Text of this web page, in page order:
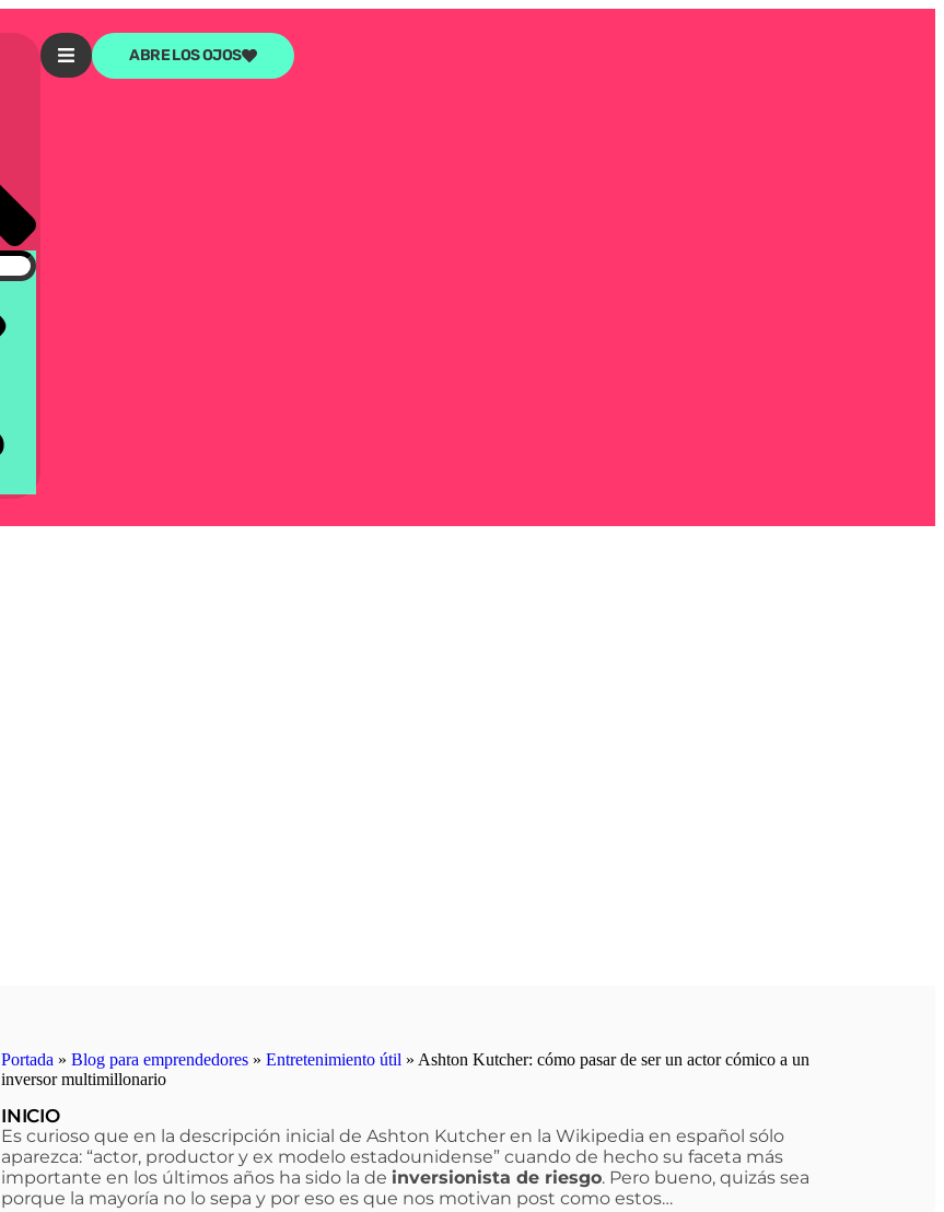
ABRE LOS OJOS
Portada » Blog para emprendedores » Entretenimiento útil » Ashton Kutcher: cómo pasar de ser un actor cómico a un
inversor multimillonario
INICIO
Es curioso que en la descripción inicial de Ashton Kutcher en la Wikipedia en español sólo
aparezca: “actor, productor y ex modelo estadounidense” cuando de hecho su faceta más
importante en los últimos años ha sido la de inversionista de riesgo. Pero bueno, quizás sea
porque la mayoría no lo sepa y por eso es que nos motivan post como estos…